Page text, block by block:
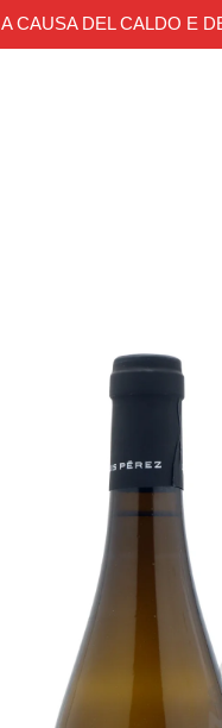
A CAUSA DEL CALDO E